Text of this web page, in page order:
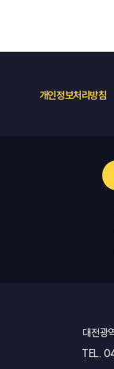
개인정보처리방침
대전광
TEL.